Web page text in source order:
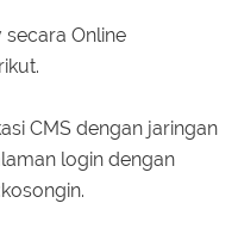
Online
CMS dengan jaringan
login dengan